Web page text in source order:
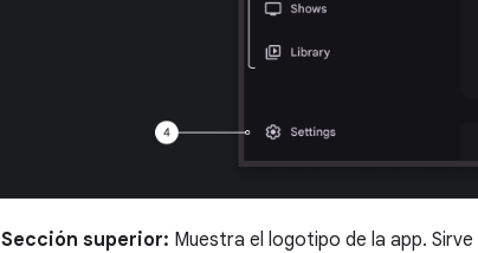
Sección superior: Muestra el logotipo de la app.